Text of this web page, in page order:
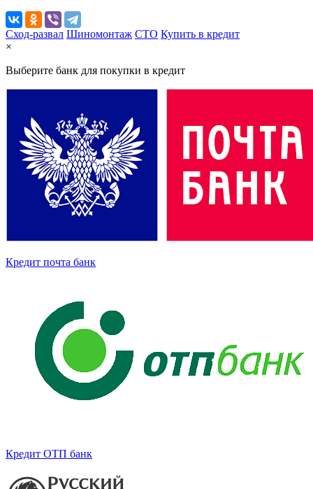
Сход-развал Шиномонтаж CTO Купить в кредит
×
Выберите банк для покупки в кредит
Кредит почта банк
Кредит ОТП банк